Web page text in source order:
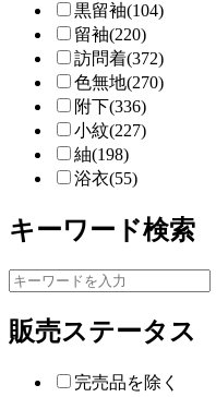
黒留袖(104)
留袖(220)
訪問着(372)
色無地(270)
附下(336)
小紋(227)
紬(198)
浴衣(55)
キーワード検索
販売ステータス
完売品を除く